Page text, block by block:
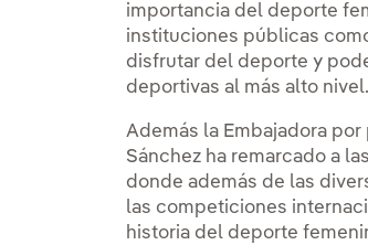
importancia del deporte
instituciones públicas
disfrutar del deporte y
deportivas al más alto nivel.
Además la Embajadora
Sánchez ha remarcado a
donde además de las
las competiciones
historia del deporte